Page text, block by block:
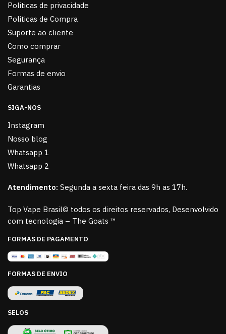
Politicas de privacidade
Politicas de Compra
Suporte ao cliente
Como comprar
Segurança
Formas de envio
Garantias
SIGA-NOS
Instagram
Nosso blog
Whatsapp 1
Whatsapp 2
Atendimento: Segunda a sexta feira das 9h as 17h.
Top Vape Brasil© todos os direitos reservados, Desenvolvido
com tecnologia – The Goats ™
FORMAS DE PAGAMENTO
FORMAS DE ENVIO
SELOS